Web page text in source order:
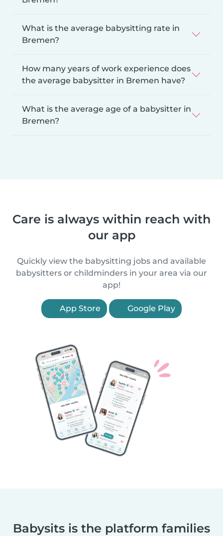
What is the average babysitting rate in
Bremen?
How many years of work experience does
the average babysitter in Bremen have?
What is the average age of a babysitter in
Bremen?
Care is always within reach with
our app
Quickly view the babysitting jobs and available
babysitters or childminders in your area via our
app!
App Store Google Play
Babysits is the platform families